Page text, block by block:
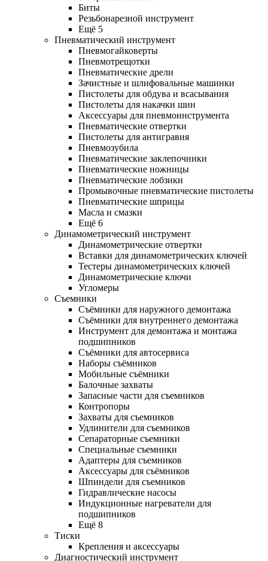
Биты
Резьбонарезной инструмент
Ещё 5
Пневматический инструмент
Пневмогайковерты
Пневмотрещотки
Пневматические дрели
Зачистные и шлифовальные машинки
Пистолеты для обдува и всасывания
Пистолеты для накачки шин
Аксессуары для пневмоинструмента
Пневматические отвертки
Пистолеты для антигравия
Пневмозубила
Пневматические заклепочники
Пневматические ножницы
Пневматические лобзики
Промывочные пневматические пистолеты
Пневматические шприцы
Масла и смазки
Ещё 6
Динамометрический инструмент
Динамометрические отвертки
Вставки для динамометрических ключей
Тестеры динамометрических ключей
Динамометрические ключи
Угломеры
Съемники
Съёмники для наружного демонтажа
Съёмники для внутреннего демонтажа
Инструмент для демонтажа и монтажа
подшипников
Съёмники для автосервиса
Наборы съёмников
Мобильные съёмники
Балочные захваты
Запасные части для съемников
Контропоры
Захваты для съемников
Удлинители для съемников
Сепараторные съемники
Специальные съемники
Адаптеры для съемников
Аксессуары для съёмников
Шпиндели для съемников
Гидравлические насосы
Индукционные нагреватели для
подшипников
Ещё 8
Тиски
Крепления и аксессуары
Диагностический инструмент